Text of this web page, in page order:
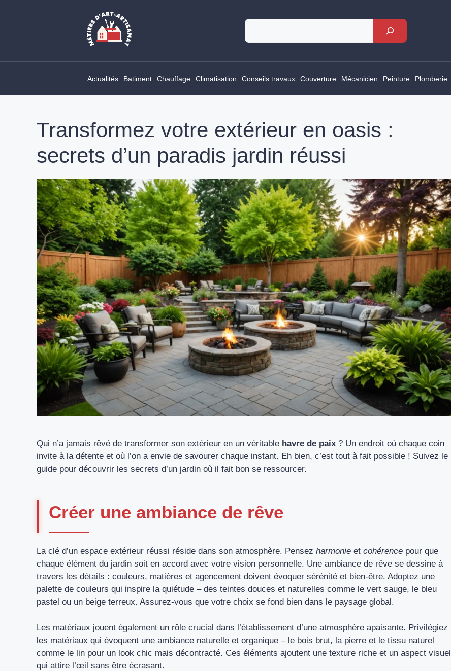
Rechercher
Actualités Batiment Chauffage Climatisation Conseils travaux Couverture Mécanicien Peinture Plomberie
Transformez votre extérieur en oasis :
secrets d’un paradis jardin réussi
Qui n’a jamais rêvé de transformer son extérieur en un véritable havre de paix ? Un endroit où chaque coin
invite à la détente et où l’on a envie de savourer chaque instant. Eh bien, c’est tout à fait possible ! Suivez le
guide pour découvrir les secrets d’un jardin où il fait bon se ressourcer.
Créer une ambiance de rêve
La clé d’un espace extérieur réussi réside dans son atmosphère. Pensez harmonie et cohérence pour que
chaque élément du jardin soit en accord avec votre vision personnelle. Une ambiance de rêve se dessine à
travers les détails : couleurs, matières et agencement doivent évoquer sérénité et bien-être. Adoptez une
palette de couleurs qui inspire la quiétude – des teintes douces et naturelles comme le vert sauge, le bleu
pastel ou un beige terreux. Assurez-vous que votre choix se fond bien dans le paysage global.
Les matériaux jouent également un rôle crucial dans l’établissement d’une atmosphère apaisante. Privilégiez
les matériaux qui évoquent une ambiance naturelle et organique – le bois brut, la pierre et le tissu naturel
comme le lin pour un look chic mais décontracté. Ces éléments ajoutent une texture riche et un aspect visuel
qui attire l’œil sans être écrasant.